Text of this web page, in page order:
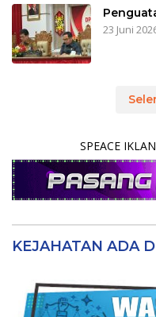
23 Juni
KEJAHATAN ADA